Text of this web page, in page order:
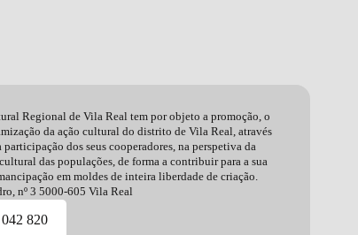
Regional de Vila Real tem por objeto a promoção, o
da ação cultural do distrito de Vila Real, através
participação dos seus cooperadores, na perspetiva da
das populações, de forma a contribuir para a sua
em moldes de inteira liberdade de criação.
nº 3 5000-605 Vila Real
820